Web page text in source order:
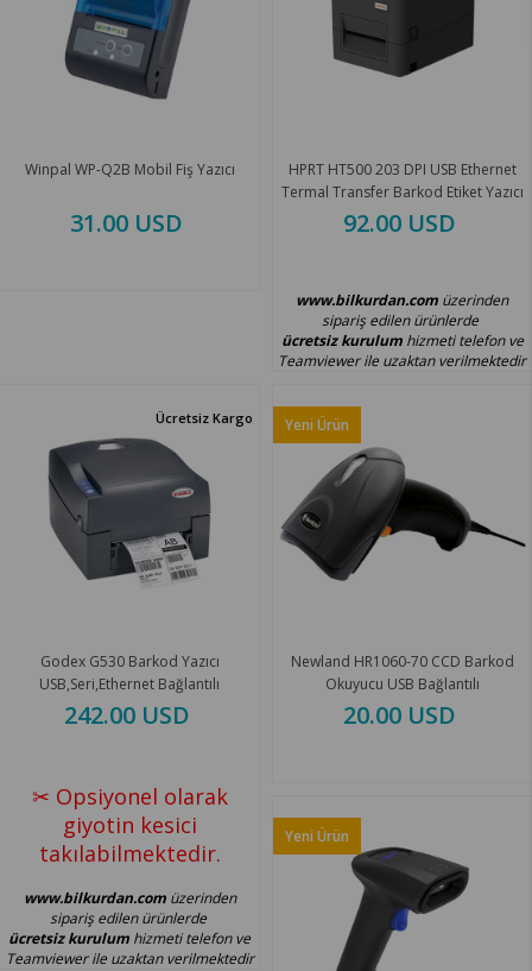
Winpal WP-Q2B Mobil Fiş Yazıcı
31.00 USD
HPRT HT500 203 DPI USB Ethernet
Termal Transfer Barkod Etiket Yazıcı
92.00 USD
www.bilkurdan.com üzerinden
sipariş edilen ürünlerde
ücretsiz kurulumhizmeti telefon ve
Teamviewer ile uzaktan verilmektedir
Godex G530 Barkod Yazıcı
USB,Seri,Ethernet Bağlantılı
242.00 USD
Ücretsiz Kargo
✂ Opsiyonel olarak
giyotin kesici
takılabilmektedir.
www.bilkurdan.com üzerinden
sipariş edilen ürünlerde
ücretsiz kurulum hizmeti telefon ve
Teamviewer ile uzaktan verilmektedir
Newland HR1060-70 CCD Barkod
Okuyucu USB Bağlantılı
20.00 USD
Yeni Ürün
Yeni Ürün